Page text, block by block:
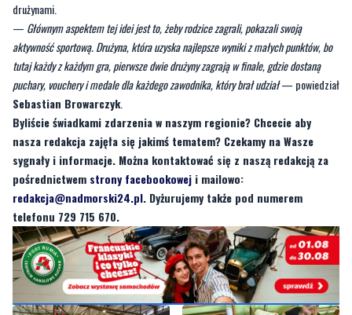
atmosferę zabawy, żeby uciec od telefonu, spędzić przyjemnie, aktywnie czas
dodałSebastian Browarczyk.
Podczas wydarzenia nie zabrakło również sportowej rywalizacji między
drużynami.
—Głównym aspektem tej idei jest to, żeby rodzice zagrali, pokazali swoją
aktywność sportową. Drużyna, która uzyska najlepsze wyniki z małych punktów, bo
tutaj każdy z każdym gra, pierwsze dwie drużyny zagrają w finale, gdzie dostaną
puchary, vouchery i medale dla każdego zawodnika, który brał udział— powiedział
Sebastian Browarczyk.
Byliście świadkami zdarzenia w naszym regionie? Chcecie aby
nasza redakcja zajęła się jakimś tematem? Czekamy na Wasze
sygnały i informacje. Można kontaktować się z naszą redakcją za
pośrednictwemstrony facebookoweji mailowo:
redakcja@nadmorski24.pl. Dyżurujemy także pod numerem
telefonu 729 715 670.